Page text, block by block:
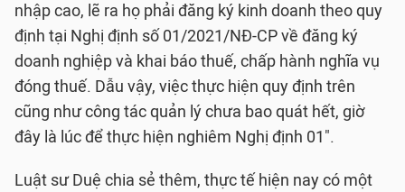
nhập cao, lẽ ra họ phải đăng ký kinh doanh theo quy
định tại Nghị định số 01/2021/NĐ-CP về đăng ký
doanh nghiệp và khai báo thuế, chấp hành nghĩa vụ
đóng thuế. Dẫu vậy, việc thực hiện quy định trên
cũng như công tác quản lý chưa bao quát hết, giờ
đây là lúc để thực hiện nghiêm Nghị định 01".
Luật sư Duệ chia sẻ thêm, thực tế hiện nay có một